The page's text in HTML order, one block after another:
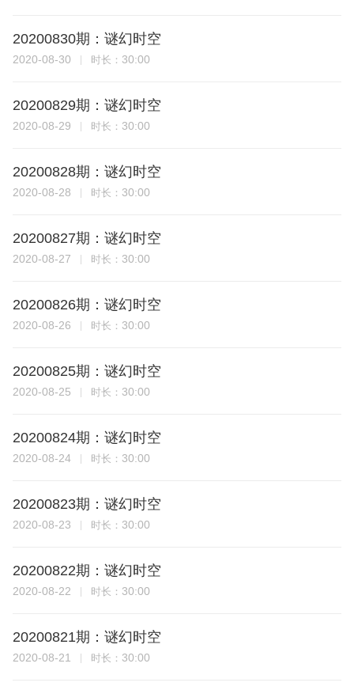
20200830期：谜幻时空
2020-08-30 时长： 30:00
20200829期：谜幻时空
2020-08-29 时长： 30:00
20200828期：谜幻时空
2020-08-28 时长： 30:00
20200827期：谜幻时空
2020-08-27 时长： 30:00
20200826期：谜幻时空
2020-08-26 时长： 30:00
20200825期：谜幻时空
2020-08-25 时长： 30:00
20200824期：谜幻时空
2020-08-24 时长： 30:00
20200823期：谜幻时空
2020-08-23 时长： 30:00
20200822期：谜幻时空
2020-08-22 时长： 30:00
20200821期：谜幻时空
2020-08-21 时长： 30:00